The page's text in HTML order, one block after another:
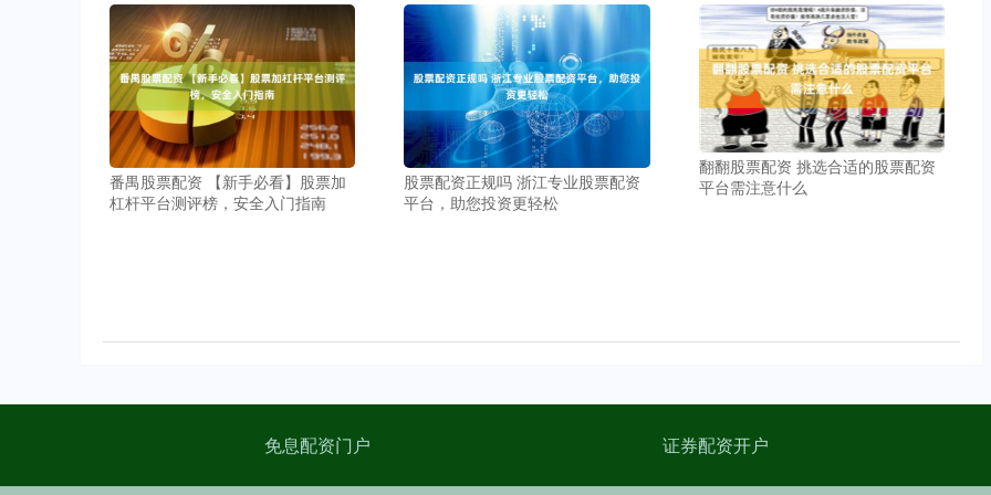
番禺股票配资 【新手必看】股票加
杠杆平台测评榜，安全入门指南
股票配资正规吗 浙江专业股票配资
平台，助您投资更轻松
翻翻股票配资 挑选合适的股票配资
平台需注意什么
免息配资门户 证券配资开户